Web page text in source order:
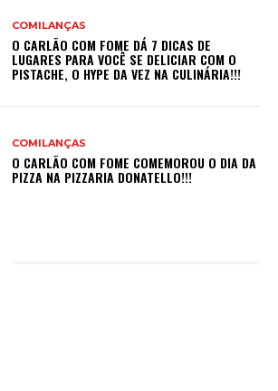
COMILANÇAS
O CARLÃO COM FOME DÁ 7 DICAS DE
LUGARES PARA VOCÊ SE DELICIAR COM O
PISTACHE, O HYPE DA VEZ NA CULINÁRIA!!!
COMILANÇAS
O CARLÃO COM FOME COMEMOROU O DIA DA
PIZZA NA PIZZARIA DONATELLO!!!